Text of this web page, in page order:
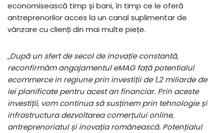
economisească timp și bani, în timp ce le oferă
antreprenorilor acces la un canal suplimentar de
vânzare cu clienți din mai multe piețe.
„După un sfert de secol de inovație constantă,
reconfirmăm angajamentul eMAG față potentialul
ecommerce in regiune prin investiții de 1,2 miliarde de
lei planificate pentru acest an financiar. Prin aceste
investiții, vom continua să susținem prin tehnologie și
infrastructura dezvoltarea comerțului online,
antreprenoriatul și inovația românească. Potențialul